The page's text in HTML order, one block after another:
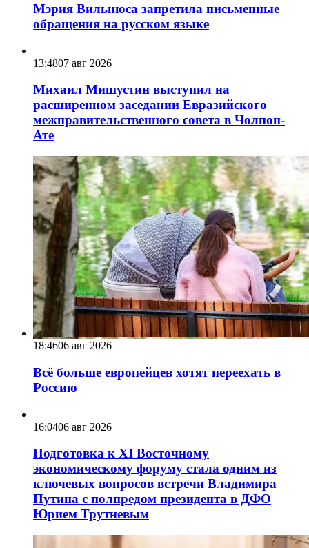
Мэрия Вильнюса запретила письменные
обращения на русском языке
13:4807 авг 2026
Михаил Мишустин выступил на
расширенном заседании Евразийского
межправительственного совета в Чолпон-
Ате
18:4606 авг 2026
Всё больше европейцев хотят переехать в
Россию
16:0406 авг 2026
Подготовка к XI Восточному
экономическому форуму стала одним из
ключевых вопросов встречи Владимира
Путина с полпредом президента в ДФО
Юрием Трутневым